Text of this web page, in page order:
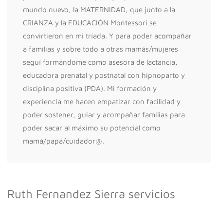
mundo nuevo, la MATERNIDAD, que junto a la
CRIANZA y la EDUCACIÓN Montessori se
convirtieron en mi tríada. Y para poder acompañar
a familias y sobre todo a otras mamás/mujeres
seguí formándome como asesora de lactancia,
educadora prenatal y postnatal con hipnoparto y
disciplina positiva (PDA). Mi formación y
experiencia me hacen empatizar con facilidad y
poder sostener, guiar y acompañar familias para
poder sacar al máximo su potencial como
mamá/papá/cuidador@.
Ruth Fernandez Sierra servicios